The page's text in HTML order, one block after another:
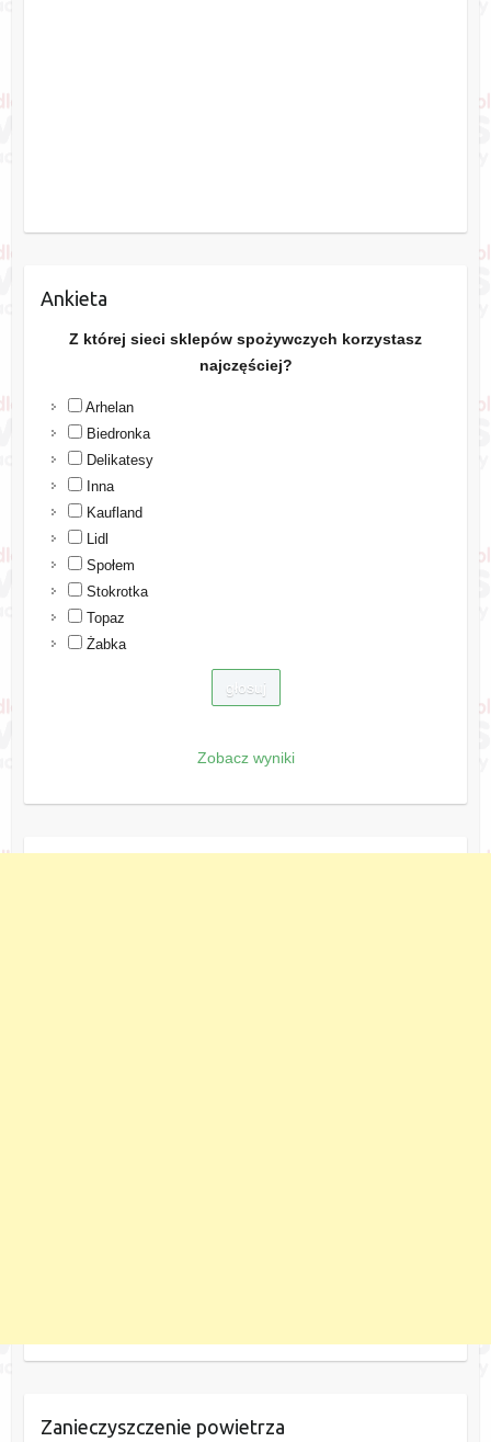
Ankieta
Z której sieci sklepów spożywczych korzystasz
najczęściej?
Arhelan
Biedronka
Delikatesy
Inna
Kaufland
Lidl
Społem
Stokrotka
Topaz
Żabka
Zobacz wyniki
Zanieczyszczenie powietrza